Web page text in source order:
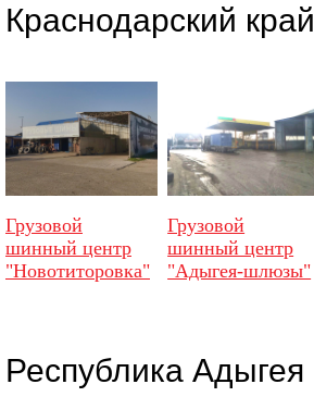
Краснодарский край
Грузовой
шинный центр
"Новотиторовка"
Грузовой
шинный центр
"Адыгея-шлюзы"
Республика Адыгея